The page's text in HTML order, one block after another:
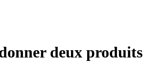
deux produits